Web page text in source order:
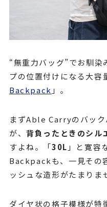
“無重力バッグ”でお馴
プの位置付けになる大容
Backpack 」。
まずAble Carryのバッ
が、 背負ったときのシル
すよね。「30L 」と寛容
Backpackも、一見その
ッシュな造形がたまりま
ダイヤ状の格子模様が特